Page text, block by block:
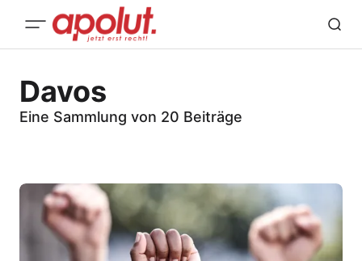
Davos
Eine Sammlung von 20 Beiträge